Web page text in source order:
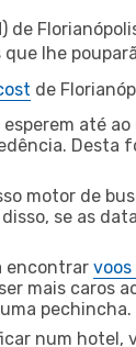
lhe
de
esperem até
motor de
se as
encontrar
caros
pechincha.
num hotel,